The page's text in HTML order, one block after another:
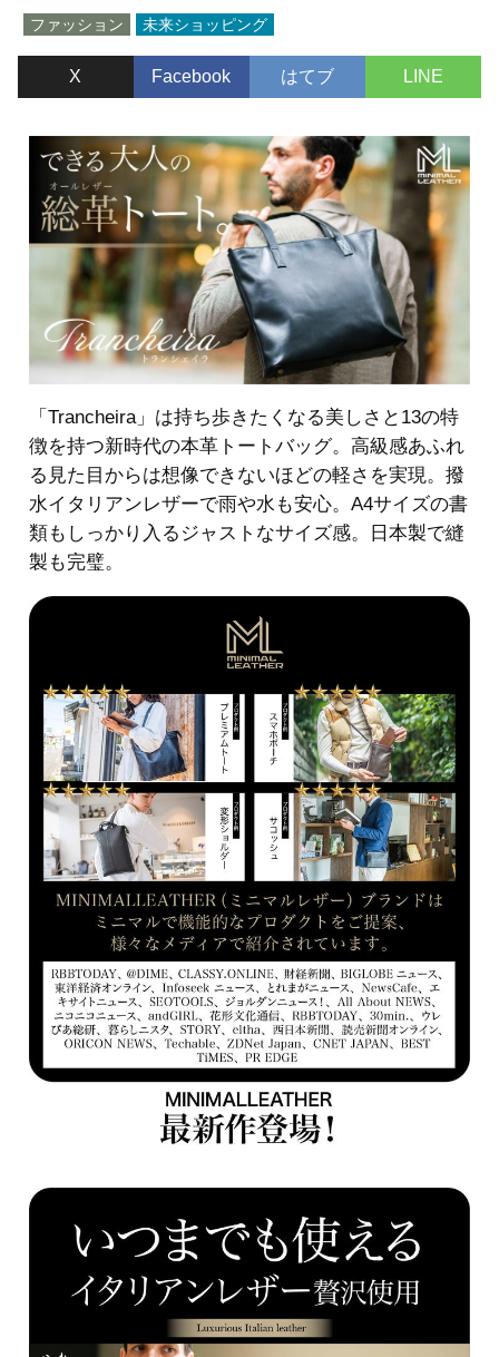
ファッション 未来ショッピング
X Facebook はてブ LINE
「Trancheira」は持ち歩きたくなる美しさと13の特
徴を持つ新時代の本革トートバッグ。高級感あふれ
る見た目からは想像できないほどの軽さを実現。撥
水イタリアンレザーで雨や水も安心。A4サイズの書
類もしっかり入るジャストなサイズ感。日本製で縫
製も完璧。